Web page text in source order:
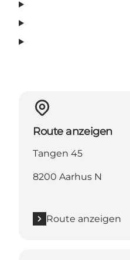
Route anzeigen
Tangen 45
8200 Aarhus N
Route anzeigen